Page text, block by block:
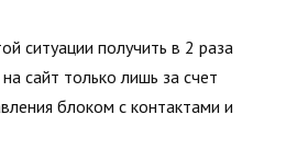
ситуации получить в 2 раза
сайт только лишь за счет
блоком с контактами и